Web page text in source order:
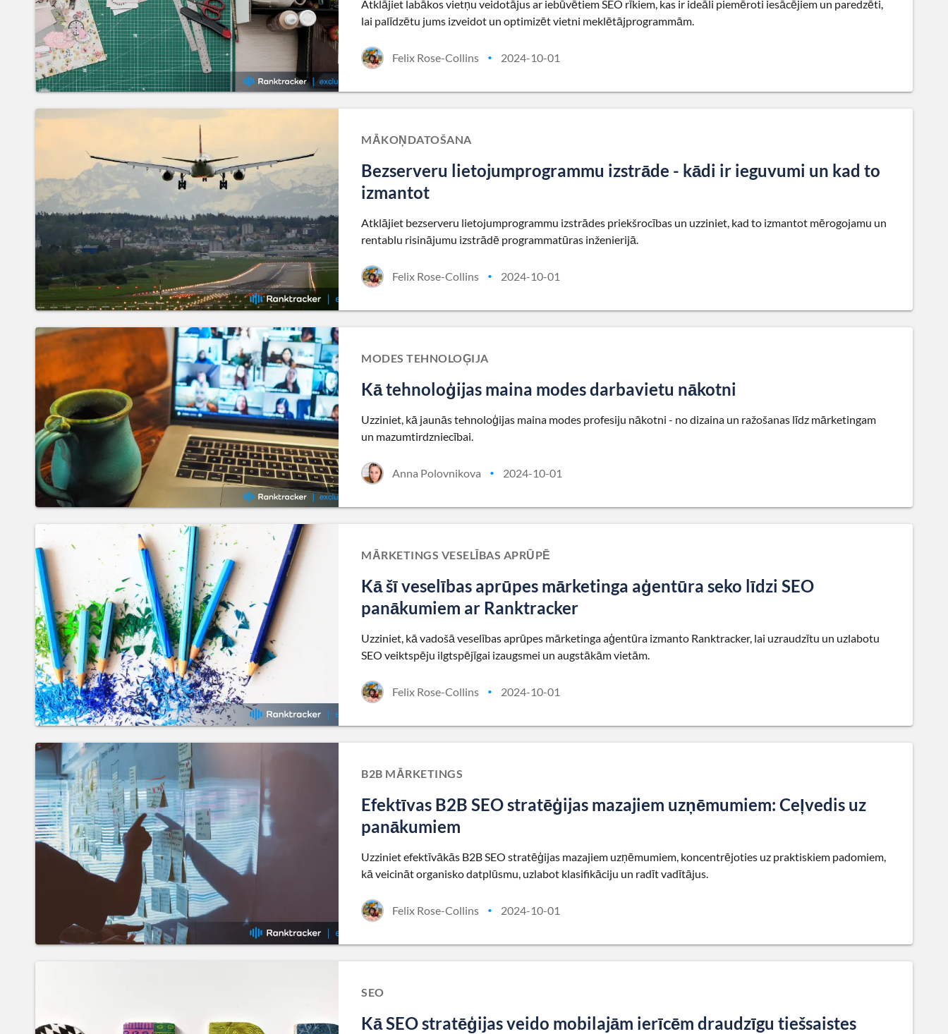
Atklājiet labākos vietņu veidotājus ar iebūvētiem SEO rīkiem, kas ir ideāli piemēroti iesācējiem un paredzēti,
lai palīdzētu jums izveidot un optimizēt vietni meklētājprogrammām.
Felix Rose-Collins • 2024-10-01
MĀKOŅDATOŠANA
Bezserveru lietojumprogrammu izstrāde - kādi ir ieguvumi un kad to
izmantot
Atklājiet bezserveru lietojumprogrammu izstrādes priekšrocības un uzziniet, kad to izmantot mērogojamu un
rentablu risinājumu izstrādē programmatūras inženierijā.
Felix Rose-Collins • 2024-10-01
MODES TEHNOLOĢIJA
Kā tehnoloģijas maina modes darbavietu nākotni
Uzziniet, kā jaunās tehnoloģijas maina modes profesiju nākotni - no dizaina un ražošanas līdz mārketingam
un mazumtirdzniecībai.
Anna Polovnikova • 2024-10-01
MĀRKETINGS VESELĪBAS APRŪPĒ
Kā šī veselības aprūpes mārketinga aģentūra seko līdzi SEO
panākumiem ar Ranktracker
Uzziniet, kā vadošā veselības aprūpes mārketinga aģentūra izmanto Ranktracker, lai uzraudzītu un uzlabotu
SEO veiktspēju ilgtspējīgai izaugsmei un augstākām vietām.
Felix Rose-Collins • 2024-10-01
B2B MĀRKETINGS
Efektīvas B2B SEO stratēģijas mazajiem uzņēmumiem: Ceļvedis uz
panākumiem
Uzziniet efektīvākās B2B SEO stratēģijas mazajiem uzņēmumiem, koncentrējoties uz praktiskiem padomiem,
kā veicināt organisko datplūsmu, uzlabot klasifikāciju un radīt vadītājus.
Felix Rose-Collins • 2024-10-01
SEO
Kā SEO stratēģijas veido mobilajām ierīcēm draudzīgu tiešsaistes